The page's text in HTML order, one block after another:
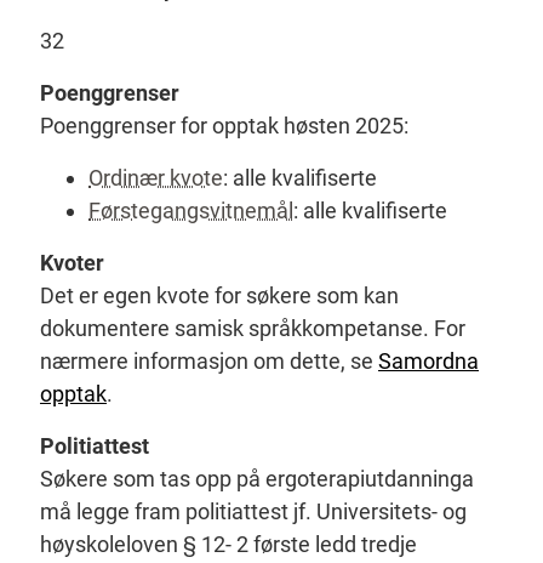
32
Poenggrenser
Poenggrenser for opptak høsten 2025:
Ordinær kvote: alle kvalifiserte
Førstegangsvitnemål : alle kvalifiserte
Kvoter
Det er egen kvote for søkere som kan
dokumentere samisk språkkompetanse. For
nærmere informasjon om dette, se Samordna
opptak.
Politiattest
Søkere som tas opp på ergoterapiutdanninga
må legge fram politiattest jf. Universitets- og
høyskoleloven § 12- 2 første ledd tredje